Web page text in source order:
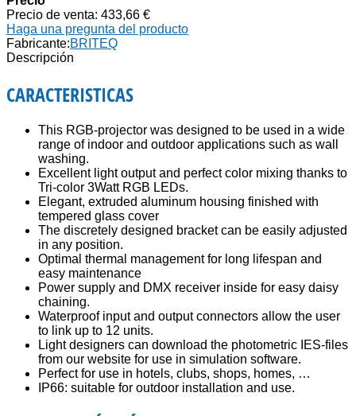
Precio de venta: 433,66 €
Haga una pregunta del producto
Fabricante:BRITEQ
Descripción
CARACTERISTICAS
This RGB-projector was designed to be used in a wide
range of indoor and outdoor applications such as wall
washing.
Excellent light output and perfect color mixing thanks to
Tri-color 3Watt RGB LEDs.
Elegant, extruded aluminum housing finished with
tempered glass cover
The discretely designed bracket can be easily adjusted
in any position.
Optimal thermal management for long lifespan and
easy maintenance
Power supply and DMX receiver inside for easy daisy
chaining.
Waterproof input and output connectors allow the user
to link up to 12 units.
Light designers can download the photometric IES-files
from our website for use in simulation software.
Perfect for use in hotels, clubs, shops, homes, …
IP66: suitable for outdoor installation and use.